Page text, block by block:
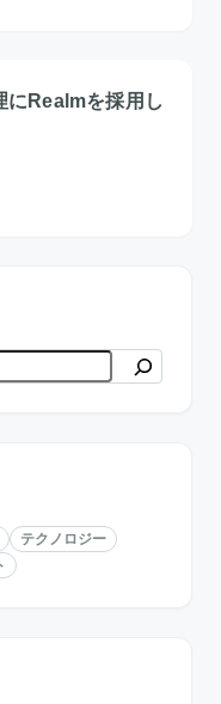
にRealmを採用し
テクノロジー